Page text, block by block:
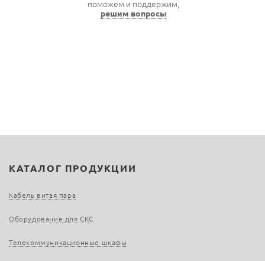
поможем и поддержим,
решим вопросы
КАТАЛОГ ПРОДУКЦИИ
Кабель витая пара
Оборудование для СКС
Телекоммуникационные шкафы